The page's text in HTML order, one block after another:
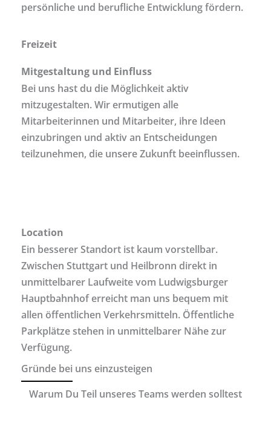
persönliche und berufliche Entwicklung fördern.
Freizeit
Mitgestaltung und Einfluss
Bei uns hast du die Möglichkeit aktiv
mitzugestalten. Wir ermutigen alle
Mitarbeiterinnen und Mitarbeiter, ihre Ideen
einzubringen und aktiv an Entscheidungen
teilzunehmen, die unsere Zukunft beeinflussen.
Location
Ein besserer Standort ist kaum vorstellbar.
Zwischen Stuttgart und Heilbronn direkt in
unmittelbarer Laufweite vom Ludwigsburger
Hauptbahnhof erreicht man uns bequem mit
allen öffentlichen Verkehrsmitteln. Öffentliche
Parkplätze stehen in unmittelbarer Nähe zur
Verfügung.
Gründe bei uns einzusteigen
Warum Du Teil unseres Teams werden solltest